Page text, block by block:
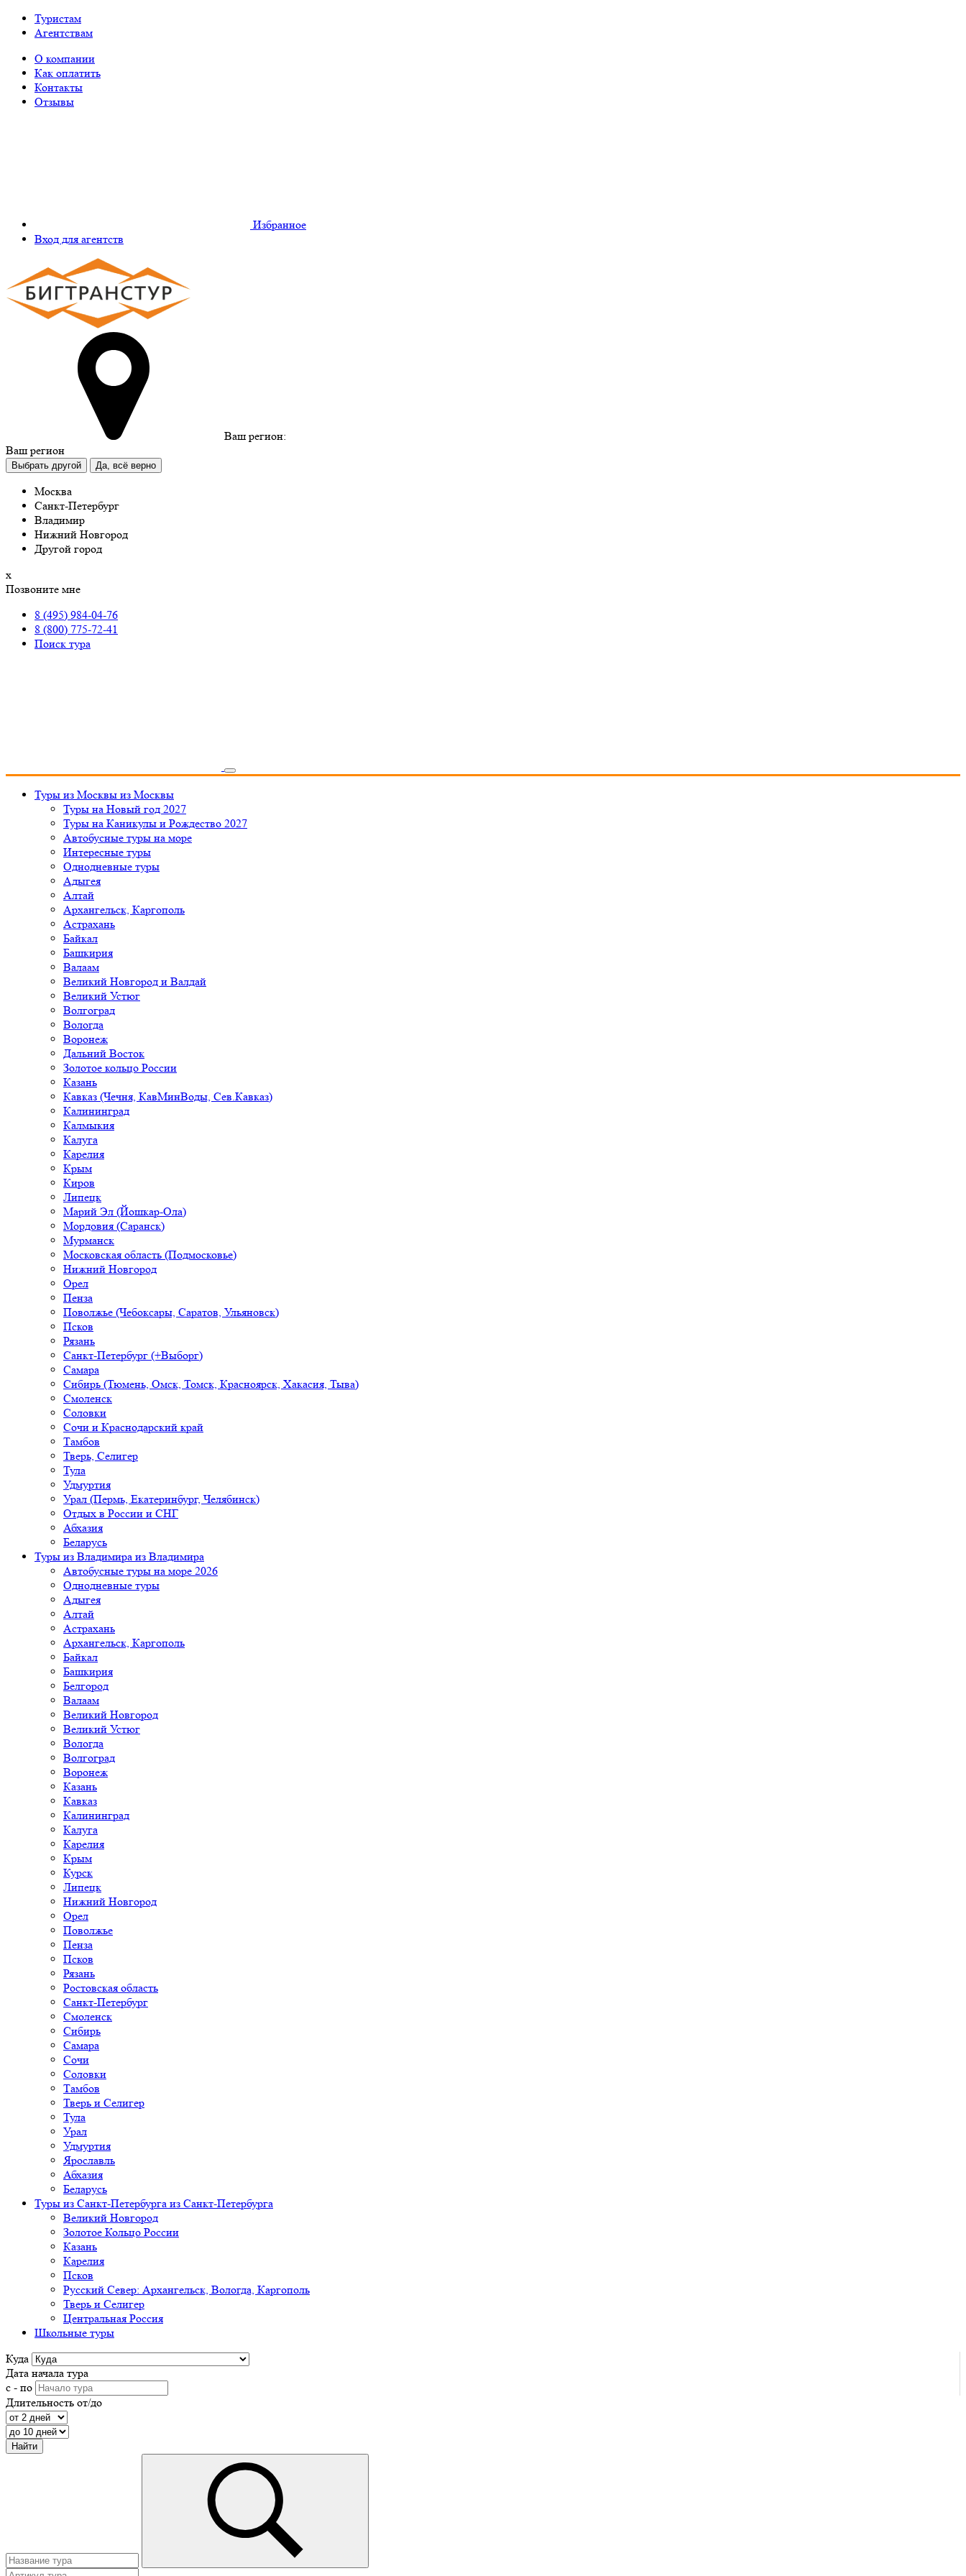
Туристам
Агентствам
О компании
Как оплатить
Контакты
Отзывы
Избранное
Вход для агентств
Ваш регион:
Ваш регион
Выбрать другой Да, всё верно
Москва
Санкт-Петербург
Владимир
Нижний Новгород
Другой город
х
Позвоните мне
8 (495) 984-04-76
8 (800) 775-72-41
Поиск тура
Туры из Москвы из Москвы
Туры на Новый год 2027
Туры на Каникулы и Рождество 2027
Автобусные туры на море
Интересные туры
Однодневные туры
Адыгея
Алтай
Архангельск, Каргополь
Астрахань
Байкал
Башкирия
Валаам
Великий Новгород и Валдай
Великий Устюг
Волгоград
Вологда
Воронеж
Дальний Восток
Золотое кольцо России
Казань
Кавказ (Чечня, КавМинВоды, Сев.Кавказ)
Калининград
Калмыкия
Калуга
Карелия
Крым
Киров
Липецк
Марий Эл (Йошкар-Ола)
Мордовия (Саранск)
Мурманск
Московская область (Подмосковье)
Нижний Новгород
Орел
Пенза
Поволжье (Чебоксары, Саратов, Ульяновск)
Псков
Рязань
Санкт-Петербург (+Выборг)
Самара
Сибирь (Тюмень, Омск, Томск, Красноярск, Хакасия, Тыва)
Смоленск
Соловки
Сочи и Краснодарский край
Тамбов
Тверь, Селигер
Тула
Удмуртия
Урал (Пермь, Екатеринбург, Челябинск)
Отдых в России и СНГ
Абхазия
Беларусь
Туры из Владимира из Владимира
Автобусные туры на море 2026
Однодневные туры
Адыгея
Алтай
Астрахань
Архангельск, Каргополь
Байкал
Башкирия
Белгород
Валаам
Великий Новгород
Великий Устюг
Вологда
Волгоград
Воронеж
Казань
Кавказ
Калининград
Калуга
Карелия
Крым
Курск
Липецк
Нижний Новгород
Орел
Поволжье
Пенза
Псков
Рязань
Ростовская область
Санкт-Петербург
Смоленск
Сибирь
Самара
Сочи
Соловки
Тамбов
Тверь и Селигер
Тула
Урал
Удмуртия
Ярославль
Абхазия
Беларусь
Туры из Санкт-Петербурга из Санкт-Петербурга
Великий Новгород
Золотое Кольцо России
Казань
Карелия
Псков
Русский Север: Архангельск, Вологда, Каргополь
Тверь и Селигер
Центральная Россия
Школьные туры
Куда
Дата начала тура
с - по
Длительность от/до